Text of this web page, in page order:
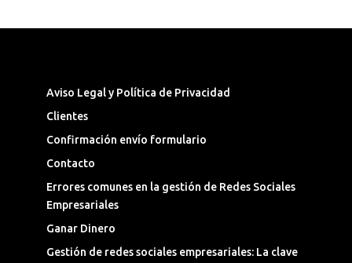
Aviso Legal y Política de Privacidad
Clientes
Confirmación envío formulario
Contacto
Errores comunes en la gestión de Redes Sociales
Empresariales
Ganar Dinero
Gestión de redes sociales empresariales: La clave